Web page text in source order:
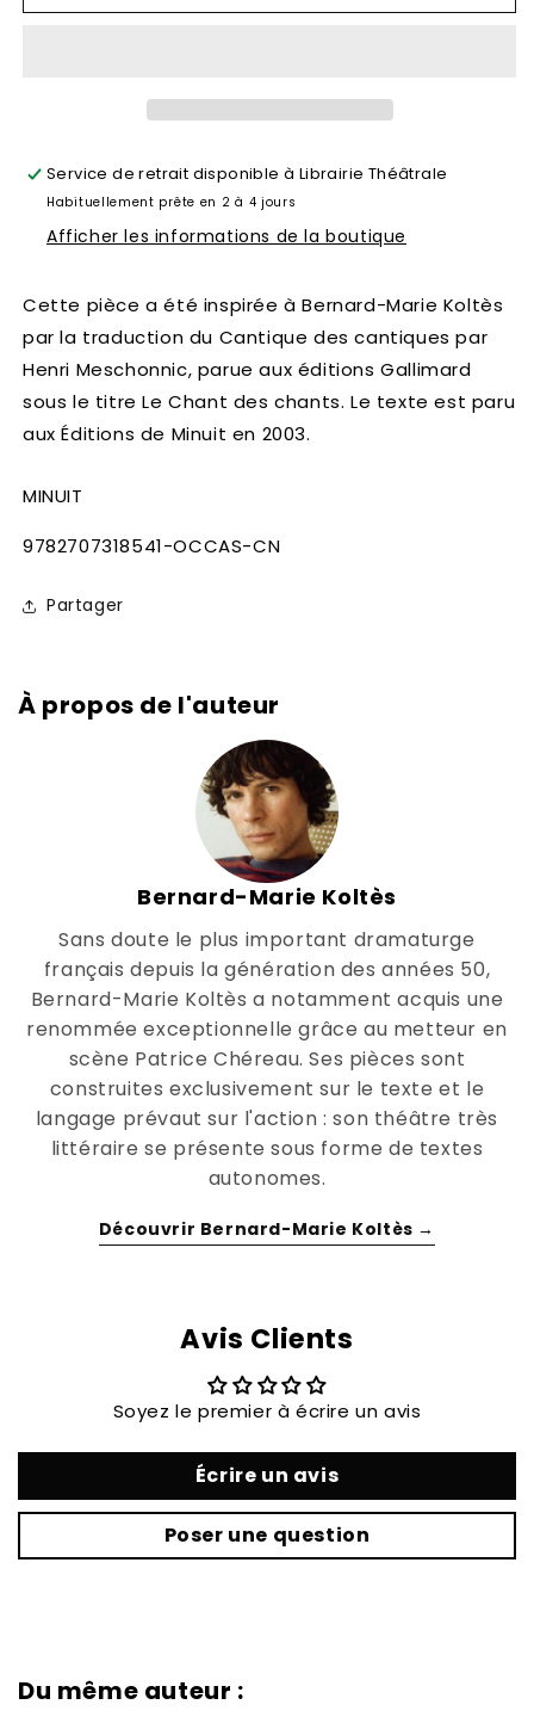
Service de retrait disponible à Librairie Théâtrale
Habituellement prête en 2 à 4 jours
Afficher les informations de la boutique
Cette pièce a été inspirée à Bernard-Marie Koltès
par la traduction du Cantique des cantiques par
Henri Meschonnic, parue aux éditions Gallimard
sous le titre Le Chant des chants. Le texte est paru
aux Éditions de Minuit en 2003.
MINUIT
SKU:
9782707318541-OCCAS-CN
Partager
À propos de l'auteur
Bernard-Marie Koltès
Sans doute le plus important dramaturge
français depuis la génération des années 50,
Bernard-Marie Koltès a notamment acquis une
renommée exceptionnelle grâce au metteur en
scène Patrice Chéreau. Ses pièces sont
construites exclusivement sur le texte et le
langage prévaut sur l'action : son théâtre très
littéraire se présente sous forme de textes
autonomes.
Découvrir Bernard-Marie Koltès →
Avis Clients
Soyez le premier à écrire un avis
Écrire un avis
Poser une question
Du même auteur :